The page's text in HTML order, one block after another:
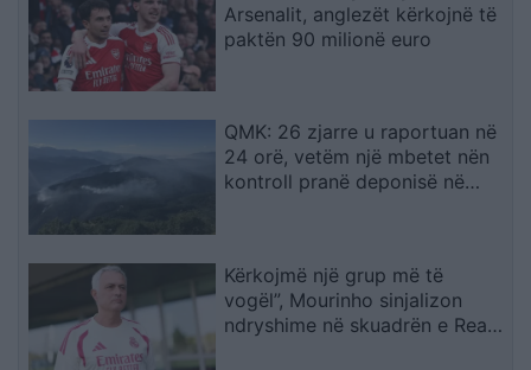
Arsenalit, anglezët kërkojnë të
paktën 90 milionë euro
QMK: 26 zjarre u raportuan në
24 orë, vetëm një mbetet nën
kontroll pranë deponisë në
Kërkojmë një grup më të
vogël”, Mourinho sinjalizon
ndryshime në skuadrën e Real